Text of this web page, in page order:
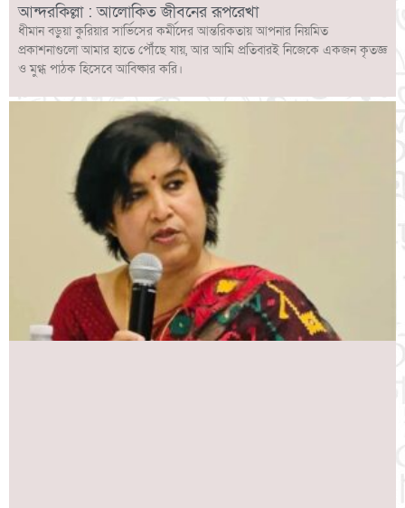
আন্দরকিল্লা : আলোকিত জীবনের রূপরেখা
ধীমান বড়ুয়া কুরিয়ার সার্ভিসের কর্মীদের আন্তরিকতায় আপনার নিয়মিত
প্রকাশনাগুলো আমার হাতে পৌঁছে যায়, আর আমি প্রতিবারই নিজেকে একজন কৃতজ্ঞ
ও মুগ্ধ পাঠক হিসেবে আবিষ্কার করি।